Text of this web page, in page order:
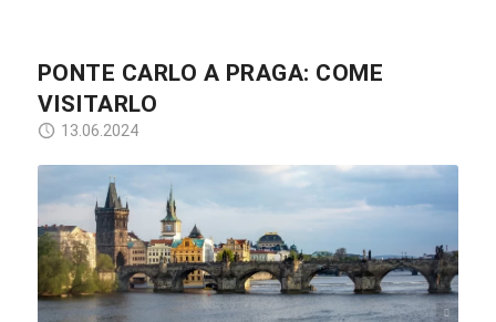
PONTE CARLO A PRAGA: COME
VISITARLO
13.06.2024
Pixabay